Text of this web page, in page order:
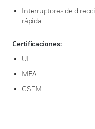
Interruptores de
rápida
Certificaciones:
UL
MEA
CSFM